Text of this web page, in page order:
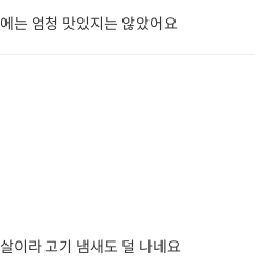
는 엄청 맛있지는 않았어요
이라 고기 냄새도 덜 나네요